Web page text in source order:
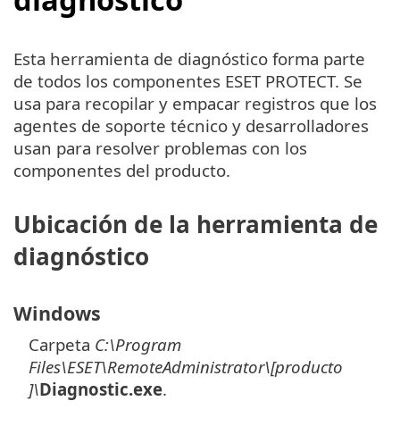
Esta herramienta de diagnóstico forma parte
de todos los componentes ESET PROTECT. Se
usa para recopilar y empacar registros que los
agentes de soporte técnico y desarrolladores
usan para resolver problemas con los
componentes del producto.
Ubicación de la herramienta de
diagnóstico
Windows
Carpeta C:\Program
Files\ESET\RemoteAdministrator\[producto
]\Diagnostic.exe.